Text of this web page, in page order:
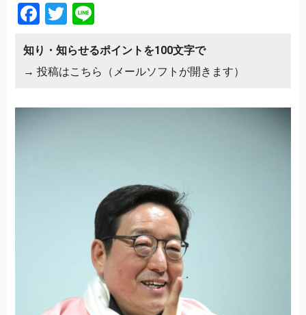
Facebook
Twitter
Line
知り・知らせるポイントを100文字で
→ 投稿はこちら（メールソフトが開きます）